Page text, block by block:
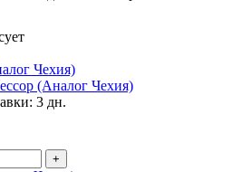
(Аналог Чехия)
3 дн.
+